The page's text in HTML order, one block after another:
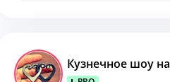
Кузнечное шоу